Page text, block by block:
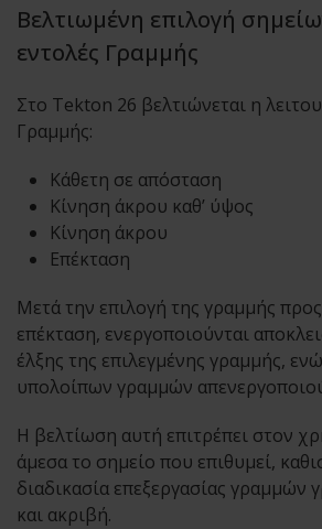
Βελτιωμένη επιλογή
εντολές Γραμμής
Στo Tekton 26 βελτιώνεται η
Γραμμής:
Κάθετη σε απόσταση
Κίνηση άκρου καθ’ ύψος
Κίνηση άκρου
Επέκταση
Μετά την επιλογή της γραμμής
επέκταση, ενεργοποιούνται
έλξης της επιλεγμένης γραμμής,
υπολοίπων γραμμών
Η βελτίωση αυτή επιτρέπει στον
άμεσα το σημείο που επιθυμεί,
διαδικασία επεξεργασίας γραμμών
και ακριβή.